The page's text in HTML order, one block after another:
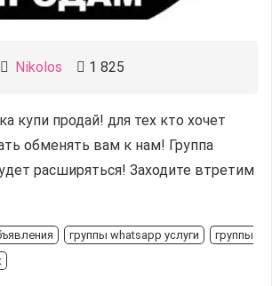
Nikolos 1 825
купи продай! для тех кто хочет
обменять вам к нам! Группа
расширяться! Заходите втретим
группы whatsapp услуги
группы